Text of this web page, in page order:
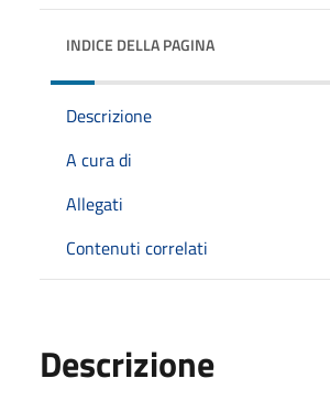
INDICE DELLA PAGINA
Descrizione
A cura di
Allegati
Contenuti correlati
Descrizione